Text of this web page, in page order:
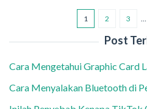
1 2 3
Post
Cara Mengetahui Graphic Card
Cara Menyalakan Bluetooth di